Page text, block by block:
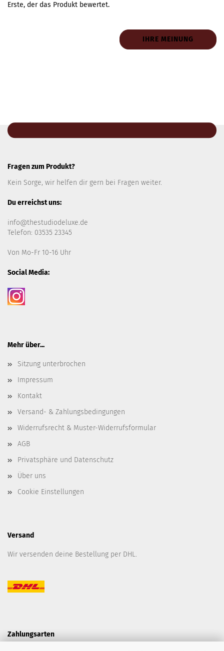
Erste, der das Produkt bewertet.
IHRE MEINUNG
Fragen zum Produkt?
Kein Sorge, wir helfen dir gern bei Fragen weiter.
Du erreichst uns:
info@thestudiodeluxe.de
Telefon: 03535 23345
Von Mo-Fr 10-16 Uhr
Social Media:
Mehr über...
Sitzung unterbrochen
Impressum
Kontakt
Versand- & Zahlungsbedingungen
Widerrufsrecht & Muster-Widerrufsformular
AGB
Privatsphäre und Datenschutz
Über uns
Cookie Einstellungen
Versand
Wir versenden deine Bestellung per DHL.
Zahlungsarten